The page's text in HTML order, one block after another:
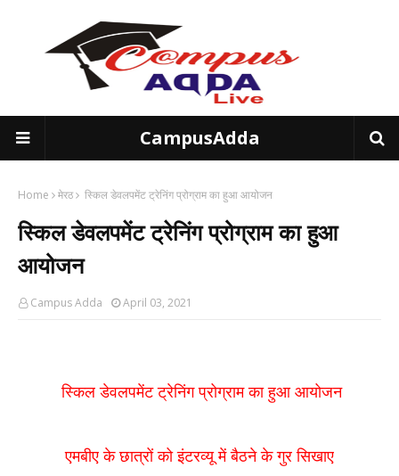
CampusAdda
Home मेरठ स्किल डेवलपमेंट ट्रेनिंग प्रोग्राम का हुआ आयोजन
स्किल डेवलपमेंट ट्रेनिंग प्रोग्राम का हुआ
आयोजन
Campus Adda April 03, 2021
स्किल डेवलपमेंट ट्रेनिंग प्रोग्राम का हुआ आयोजन
एमबीए के छात्रों को इंटरव्यू में बैठने के गुर सिखाए